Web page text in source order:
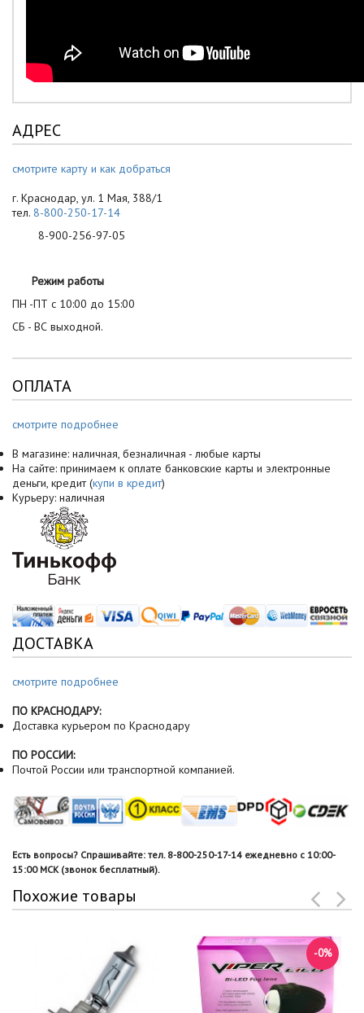
АДРЕС
смотрите карту и как добраться
г. Краснодар, ул. 1 Мая, 388/1
тел. 8-800-250-17-14
8-900-256-97-05
Режим работы
ПН -ПТ с 10:00 до 15:00
СБ - ВС выходной.
ОПЛАТА
смотрите подробнее
В магазине: наличная, безналичная - любые карты
На сайте: принимаем к оплате банковские карты и электронные
деньги, кредит (купи в кредит)
Курьеру: наличная
ДОСТАВКА
смотрите подробнее
ПО КРАСНОДАРУ:
Доставка курьером по Краснодару
ПО РОССИИ:
Почтой России или транспортной компанией.
Есть вопросы? Спрашивайте: тел. 8-800-250-17-14 ежедневно с 10:00-
15:00 МСК (звонок бесплатный).
Похожие товары
-0%